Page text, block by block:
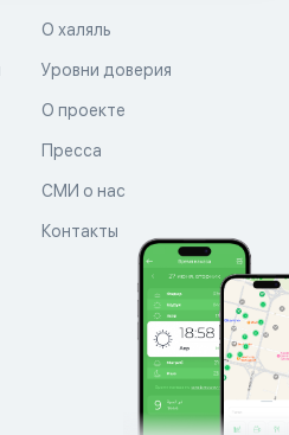
О халяль
Уровни доверия
О проекте
Пресса
СМИ о нас
Контакты